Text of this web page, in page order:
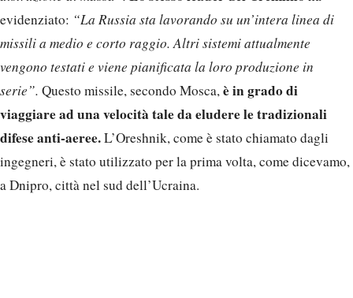
evidenziato: “La Russia sta lavorando su un’intera linea di
missili a medio e corto raggio. Altri sistemi attualmente
vengono testati e viene pianificata la loro produzione in
serie”. Questo missile, secondo Mosca,è in grado di
viaggiare ad una velocità tale da eludere le tradizionali
difese anti-aeree.L’Oreshnik, come è stato chiamato dagli
ingegneri, è stato utilizzato per la prima volta, come dicevamo,
a Dnipro, città nel sud dell’Ucraina.